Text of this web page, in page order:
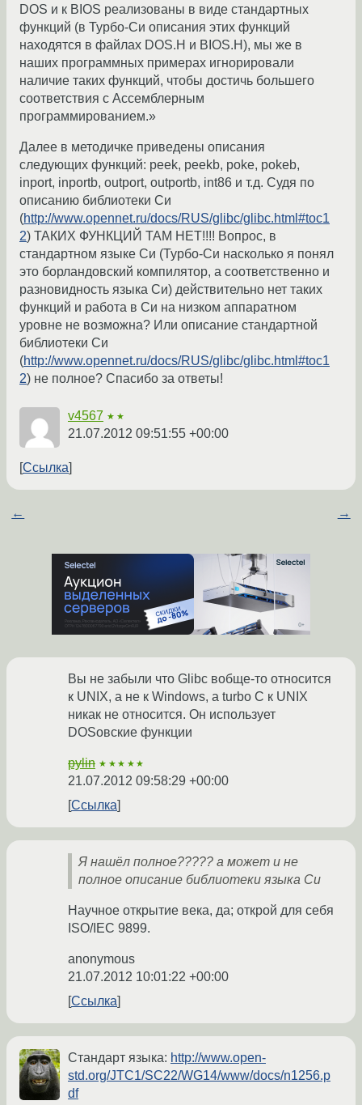
DOS и к BIOS реализованы в виде стандартных
функций (в Турбо-Си описания этих функций
находятся в файлах DOS.H и BIOS.H), мы же в
наших программных примерах игнорировали
наличие таких функций, чтобы достичь большего
соответствия с Ассемблерным
программированием.»
Далее в методичке приведены описания
следующих функций: peek, peekb, poke, pokeb,
inport, inportb, outport, outportb, int86 и т.д. Судя по
описанию библиотеки Си
(http://www.opennet.ru/docs/RUS/glibc/glibc.html#toc1
2) ТАКИХ ФУНКЦИЙ ТАМ НЕТ!!!! Вопрос, в
стандартном языке Си (Турбо-Си насколько я понял
это борландовский компилятор, а соответственно и
разновидность языка Си) действительно нет таких
функций и работа в Си на низком аппаратном
уровне не возможна? Или описание стандартной
библиотеки Си
(http://www.opennet.ru/docs/RUS/glibc/glibc.html#toc1
2) не полное? Спасибо за ответы!
v4567 ★★
21.07.2012 09:51:55 +00:00
Ссылка
← →
Вы не забыли что Glibc вобще-то относится
к UNIX, а не к Windows, а turbo C к UNIX
никак не относится. Он использует
DOSовские функции
pylin ★★★★★
21.07.2012 09:58:29 +00:00
Ссылка
Я нашёл полное????? а может и не
полное описание библиотеки языка Си
Научное открытие века, да; открой для себя
ISO/IEC 9899.
anonymous
21.07.2012 10:01:22 +00:00
Ссылка
Стандарт языка: http://www.open-
std.org/JTC1/SC22/WG14/www/docs/n1256.p
df